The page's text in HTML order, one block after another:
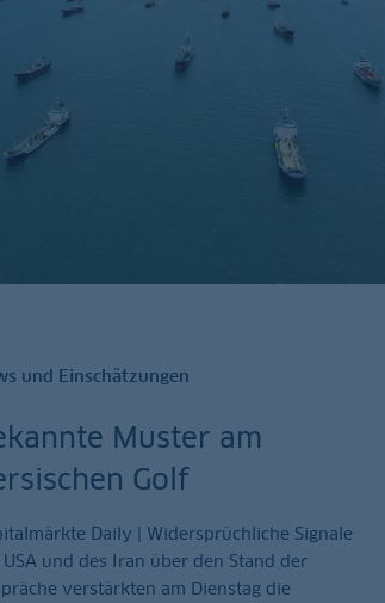
und Einschätzungen
Muster am
Golf
Daily | Widersprüchliche Signale
USA und des Iran über den Stand der
verstärkten am Dienstag die